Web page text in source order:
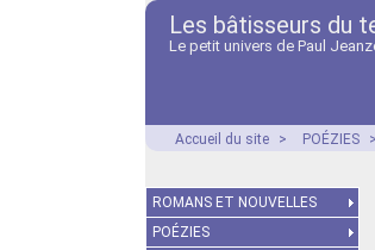
Les bâtisseurs du
Le petit univers de Paul
Accueil du site > POÉZIES >
ROMANS ET NOUVELLES
POÉZIES